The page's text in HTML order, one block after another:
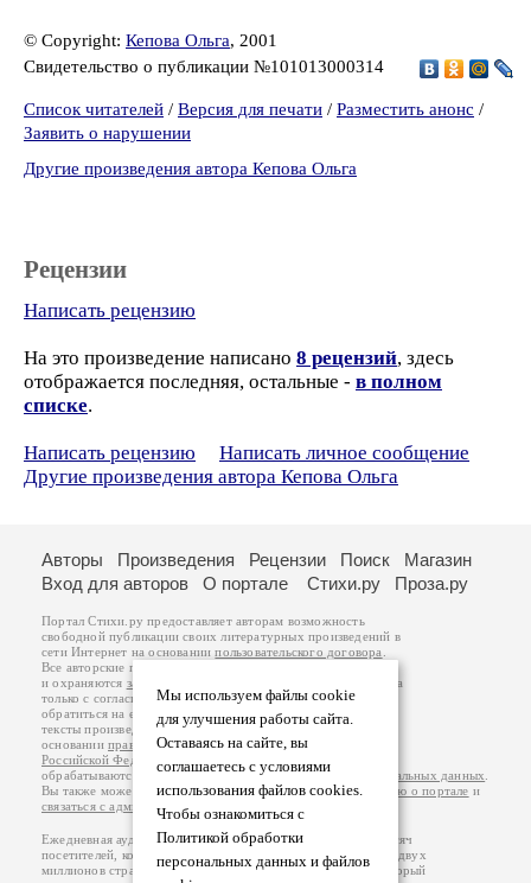
© Copyright: Кепова Ольга, 2001
Свидетельство о публикации №101013000314
Список читателей / Версия для печати / Разместить анонс /
Заявить о нарушении
Другие произведения автора Кепова Ольга
Рецензии
Написать рецензию
На это произведение написано 8 рецензий, здесь
отображается последняя, остальные - в полном
списке.
Написать рецензию
Написать личное сообщение
Другие произведения автора Кепова Ольга
Мы используем файлы cookie
для улучшения работы сайта.
Оставаясь на сайте, вы
соглашаетесь с условиями
использования файлов cookies.
Чтобы ознакомиться с
Политикой обработки
персональных данных и файлов
Авторы Произведения Рецензии Поиск
Магазин
Вход для авторов
О портале Стихи.ру Проза.ру
Портал Стихи.ру предоставляет авторам возможность
свободной публикации своих литературных произведений в
сети Интернет на основаниипользовательского договора
Все авторские права на произведения принадлежат авторам
и охраняются законом
. Перепечатка произведений возможна
только с согласия его автора, к которому вы можете
обратиться на его авторской странице. Ответственность за
тексты произведений авторы несут самостоятельно на
основанииправил публикацииизаконодательства
Российской Федерации
обрабатываются на основанииПолитики обработки персональных данных
Вы также можете посмотреть более подробнуюинформацию о портале и
связаться с администрацией
Ежедневная аудитория портала Стихи.ру – порядка 200 тысяч
посетителей, которые в общей сумме просматривают более двух
миллионов страниц по данным счетчика посещаемости, который